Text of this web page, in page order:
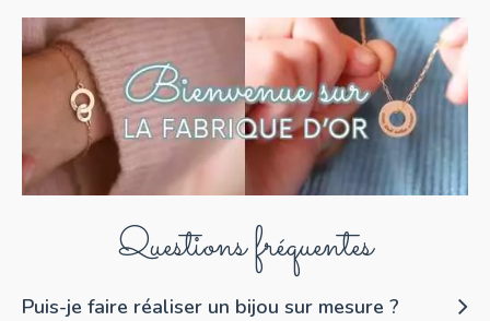
Questions fréquentes
Puis-je faire réaliser un bijou sur mesure ?